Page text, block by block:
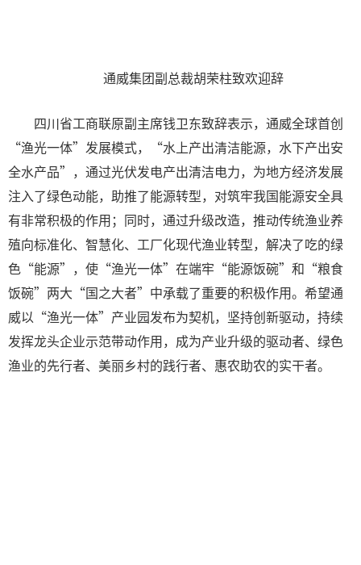
通威集团副总裁胡荣柱致欢迎辞
四川省工商联原副主席钱卫东致辞表示，通威全球首创
“渔光一体”发展模式，“水上产出清洁能源，水下产出安
全水产品”，通过光伏发电产出清洁电力，为地方经济发展
注入了绿色动能，助推了能源转型，对筑牢我国能源安全具
有非常积极的作用；同时，通过升级改造，推动传统渔业养
殖向标准化、智慧化、工厂化现代渔业转型，解决了吃的绿
色“能源”，使“渔光一体”在端牢“能源饭碗”和“粮食
饭碗”两大“国之大者”中承载了重要的积极作用。希望通
威以“渔光一体”产业园发布为契机，坚持创新驱动，持续
发挥龙头企业示范带动作用，成为产业升级的驱动者、绿色
渔业的先行者、美丽乡村的践行者、惠农助农的实干者。